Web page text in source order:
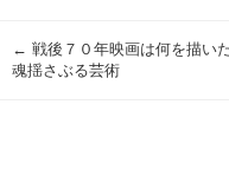
← 戦後７０年映画は何を描
魂揺さぶる芸術